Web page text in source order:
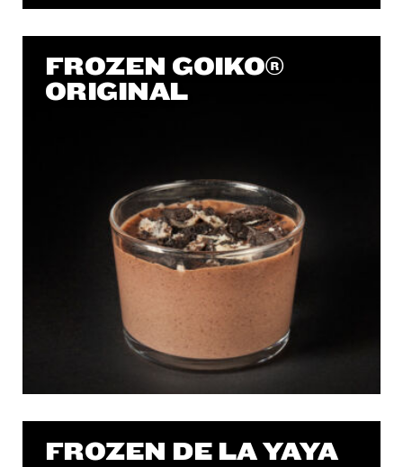
FROZEN GOIKO®
ORIGINAL
FROZEN DE LA YAYA